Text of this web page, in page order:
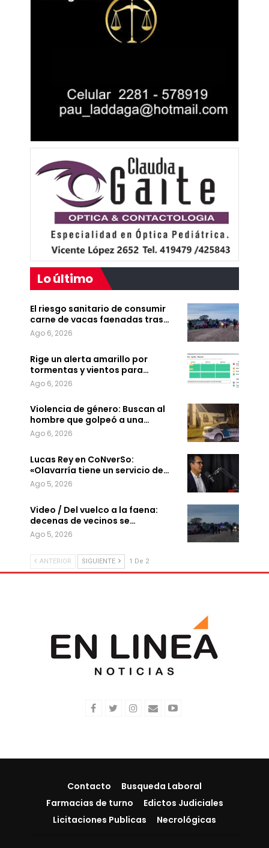
Lo último
El riesgo sanitario de consumir
carne de vacas faenadas tras…
Ago 6, 2026
Rige un alerta amarillo por
tormentas y vientos para…
Ago 6, 2026
Violencia de género: Buscan al
hombre que golpeó a una…
Ago 6, 2026
Lucas Rey en CoNverSo:
«Olavarría tiene un servicio de…
Ago 5, 2026
Video / Del vuelco a la faena:
decenas de vecinos se…
Ago 5, 2026
ANTERIOR SIGUIENTE 1 De 2
Contacto
Busqueda Laboral
Farmacias de turno
Edictos Judiciales
Licitaciones Publicas
Necrológicas